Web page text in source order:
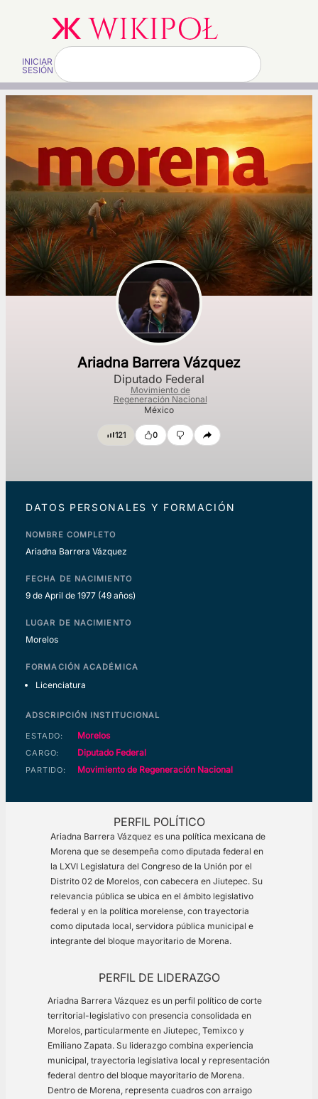
INICIAR
SESIÓN
Ariadna Barrera Vázquez
Diputado Federal
Movimiento de
Regeneración Nacional
México
121 0
DATOS PERSONALES Y FORMACIÓN
NOMBRE COMPLETO
Ariadna Barrera Vázquez
FECHA DE NACIMIENTO
9 de April de 1977 (49 años)
LUGAR DE NACIMIENTO
Morelos
FORMACIÓN ACADÉMICA
Licenciatura
ADSCRIPCIÓN INSTITUCIONAL
ESTADO: Morelos
CARGO: Diputado Federal
PARTIDO: Movimiento de Regeneración Nacional
PERFIL POLÍTICO
Ariadna Barrera Vázquez es una política mexicana de
Morena que se desempeña como diputada federal en
la LXVI Legislatura del Congreso de la Unión por el
Distrito 02 de Morelos, con cabecera en Jiutepec. Su
relevancia pública se ubica en el ámbito legislativo
federal y en la política morelense, con trayectoria
como diputada local, servidora pública municipal e
integrante del bloque mayoritario de Morena.
PERFIL DE LIDERAZGO
Ariadna Barrera Vázquez es un perfil político de corte
territorial-legislativo con presencia consolidada en
Morelos, particularmente en Jiutepec, Temixco y
Emiliano Zapata. Su liderazgo combina experiencia
municipal, trayectoria legislativa local y representación
federal dentro del bloque mayoritario de Morena.
Dentro de Morena, representa cuadros con arraigo